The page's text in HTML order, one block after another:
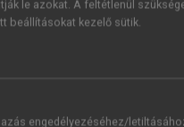
Kérek értesítést a MeRSZ
Kérek értesítést az
le azokat. A feltétlenül
beállításokat kezelő sütik.
engedélyezéséhez/